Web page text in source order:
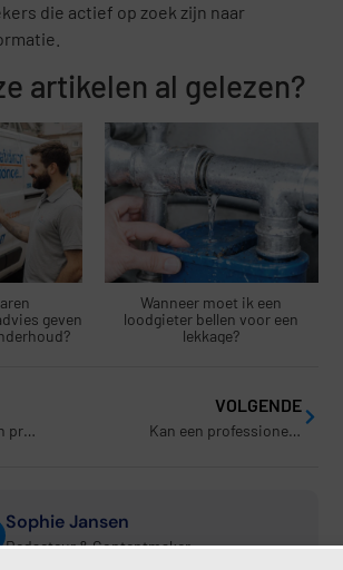
die actief op zoek zijn naar
artikelen al gelezen?
geven
Wanneer moet ik een
loodgieter bellen voor een
lekkage?
Hoe herken ik een professionele loodgieter?
VOLGENDE
Kan een professionele loodgieter complexe installaties uitvoeren?
Sophie Jansen
Redacteur & Contentmaker